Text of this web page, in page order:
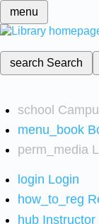
menu
search Search
school
menu_book
perm_media
login Login
how_to_reg
hub